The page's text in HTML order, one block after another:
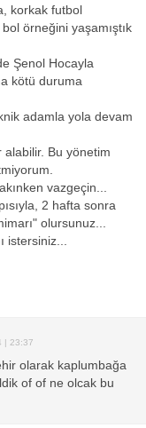
korkak futbol
örneğini yaşamıştık
Şenol Hocayla
kötü duruma
adamla yola devam
alabilir. Bu yönetim
vazgeçin...
2 hafta sonra
olursunuz...
istersiniz...
| 23:37
olarak kaplumbağa
of of ne olcak bu